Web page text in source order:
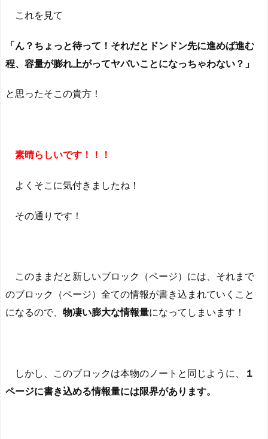
これを見て
「ん？ちょっと待って！それだとドンドン先に進めば進む
程、容量が膨れ上がってヤバいことになっちゃわない？」
と思ったそこの貴方！
素晴らしいです！！！
よくそこに気付きましたね！
その通りです！
このままだと新しいブロック（ページ）には、それまで
のブロック（ページ）全ての情報が書き込まれていくこと
になるので、 物凄い膨大な情報量になってしまいます！
しかし、このブロックは本物のノートと同じように、
１
ページに書き込める情報量には限界があります。